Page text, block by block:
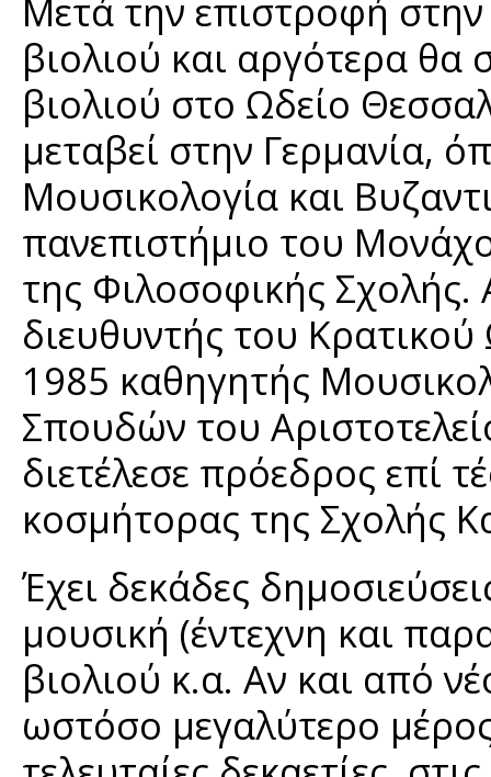
Μετά την επιστροφή
βιολιού και αργότερα θα
βιολιού στο Ωδείο
μεταβεί στην Γερμανία,
Μουσικολογία και
πανεπιστήμιο του
της Φιλοσοφικής
διευθυντής του
1985 καθηγητής
Σπουδών του
διετέλεσε πρόεδρος επί
κοσμήτορας της Σχολής
Έχει δεκάδες
μουσική (έντεχνη και
βιολιού κ.α. Αν και από
ωστόσο μεγαλύτερο